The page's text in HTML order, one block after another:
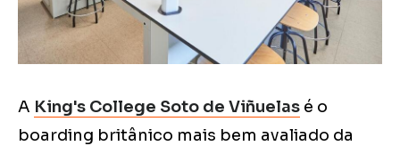
A King's College Soto de Viñuelas é o
boarding britânico mais bem avaliado da